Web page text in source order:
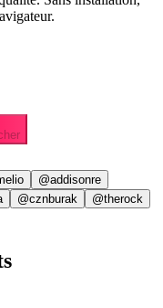
@addisonre
@cznburak
@therock